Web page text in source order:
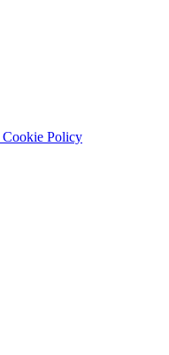
Cookie Policy